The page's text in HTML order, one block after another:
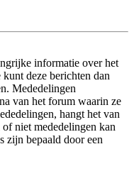
informatie over het
deze berichten dan
Mededelingen
van het forum waarin ze
hangt het van
niet mededelingen kan
zijn bepaald door een